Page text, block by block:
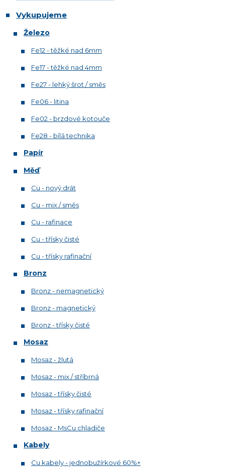
Vykupujeme
Železo
Fe12 - těžké nad 6mm
Fe17 - těžké nad 4mm
Fe27 - lehký šrot / směs
Fe06 - litina
Fe02 - brzdové kotouče
Fe28 - bílá technika
Papír
Měď
Cu - nový drát
Cu - mix / směs
Cu - rafinace
Cu - třísky čisté
Cu - třísky rafinační
Bronz
Bronz - nemagnetický
Bronz - magnetický
Bronz - třísky čisté
Mosaz
Mosaz - žlutá
Mosaz - mix / stříbrná
Mosaz - třísky čisté
Mosaz - třísky rafinační
Mosaz - MsCu chladiče
Kabely
Cu kabely - jednobužírkové 60%+